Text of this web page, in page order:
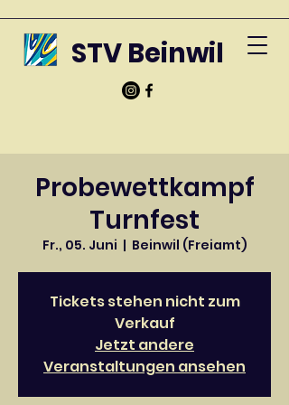
STV Beinwil
Probewettkampf
Turnfest
Fr., 05. Juni
  |
Beinwil (Freiamt)
Tickets stehen nicht zum
Verkauf
Jetzt andere
Veranstaltungen ansehen